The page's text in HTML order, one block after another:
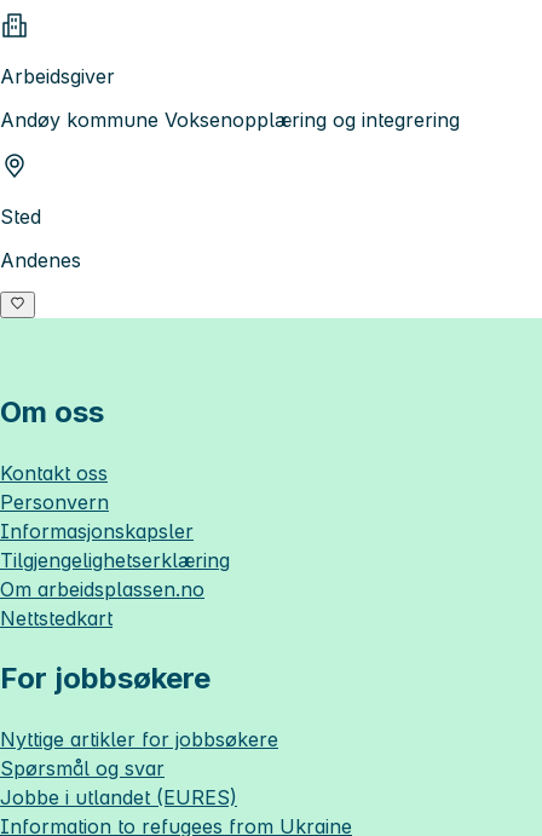
Arbeidsgiver
Andøy kommune Voksenopplæring og integrering
Sted
Andenes
Om oss
Kontakt oss
Personvern
Informasjonskapsler
Tilgjengelighetserklæring
Om arbeidsplassen.no
Nettstedkart
For jobbsøkere
Nyttige artikler for jobbsøkere
Spørsmål og svar
Jobbe i utlandet (EURES)
Information to refugees from Ukraine